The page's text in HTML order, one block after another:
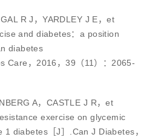
R J，YARDLEY J E，et
and diabetes：a position
diabetes
Care，2016，39（11）：2065-
A，CASTLE J R，et
exercise on glycemic
diabetes［J］.Can J Diabetes，